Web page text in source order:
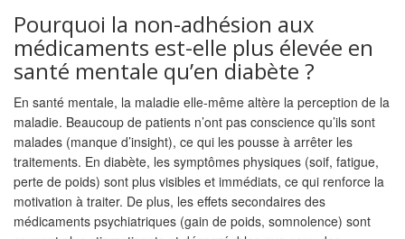
Pourquoi la non-adhésion aux
médicaments est-elle plus élevée en
santé mentale qu’en diabète ?
En santé mentale, la maladie elle-même altère la perception de la
maladie. Beaucoup de patients n’ont pas conscience qu’ils sont
malades (manque d’insight), ce qui les pousse à arrêter les
traitements. En diabète, les symptômes physiques (soif, fatigue,
perte de poids) sont plus visibles et immédiats, ce qui renforce la
motivation à traiter. De plus, les effets secondaires des
médicaments psychiatriques (gain de poids, somnolence) sont